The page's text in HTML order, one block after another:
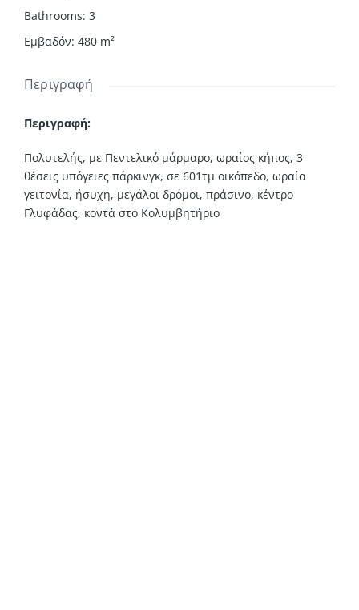
Bathrooms: 3
Εμβαδόν: 480 m²
Περιγραφή
Περιγραφή:
Πολυτελής, με Πεντελικό μάρμαρο, ωραίος κήπος, 3
θέσεις υπόγειες πάρκινγκ, σε 601τμ οικόπεδο, ωραία
γειτονία, ήσυχη, μεγάλοι δρόμοι, πράσινο, κέντρο
Γλυφάδας, κοντά στο Κολυμβητήριο